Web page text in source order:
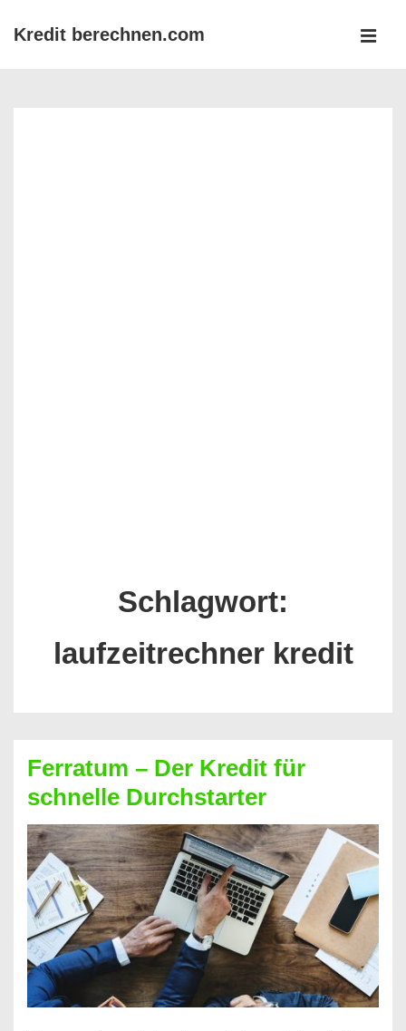
ZumKredit berechnen.com
Schlagwort:
laufzeitrechner kredit
Ferratum – Der Kredit für
schnelle Durchstarter